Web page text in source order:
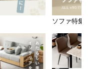
ソファ特集